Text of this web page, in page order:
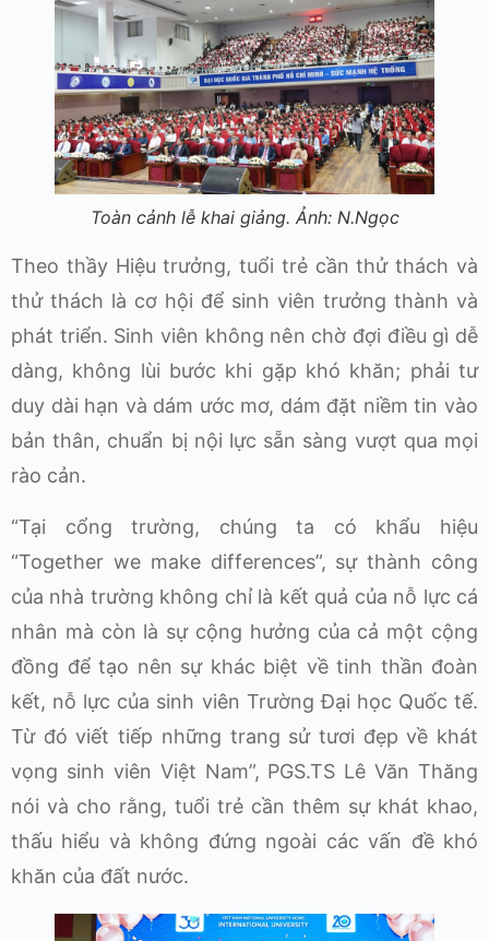
Toàn cảnh lễ khai giảng. Ảnh: N.Ngọc
Theo thầy Hiệu trưởng, tuổi trẻ cần thử thách và
thử thách là cơ hội để sinh viên trưởng thành và
phát triển. Sinh viên không nên chờ đợi điều gì dễ
dàng, không lùi bước khi gặp khó khăn; phải tư
duy dài hạn và dám ước mơ, dám đặt niềm tin vào
bản thân, chuẩn bị nội lực sẵn sàng vượt qua mọi
rào cản.
“Tại cổng trường, chúng ta có khẩu hiệu
“Together we make differences”, sự thành công
của nhà trường không chỉ là kết quả của nỗ lực cá
nhân mà còn là sự cộng hưởng của cả một cộng
đồng để tạo nên sự khác biệt về tinh thần đoàn
kết, nỗ lực của sinh viên Trường Đại học Quốc tế.
Từ đó viết tiếp những trang sử tươi đẹp về khát
vọng sinh viên Việt Nam”, PGS.TS Lê Văn Thăng
nói và cho rằng, tuổi trẻ cần thêm sự khát khao,
thấu hiểu và không đứng ngoài các vấn đề khó
khăn của đất nước.